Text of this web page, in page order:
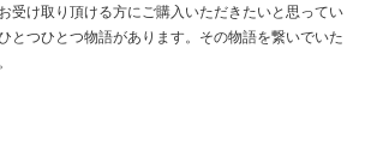
受け取り頂ける方にご購入いただきたいと思ってい
とつひとつ物語があります。その物語を繋いでいた